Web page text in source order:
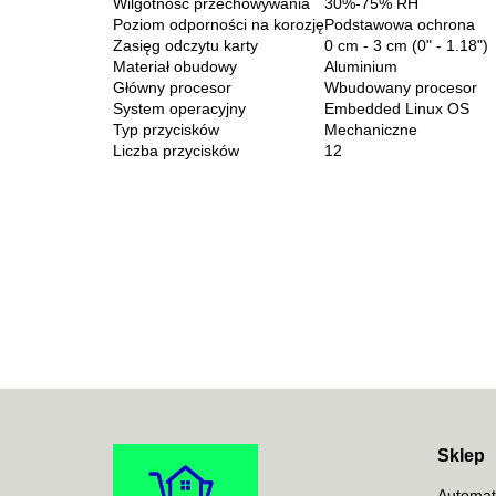
Wilgotność przechowywania
30%-75% RH
Poziom odporności na korozjęPodstawowa ochrona
Zasięg odczytu karty
0 cm - 3 cm (0" - 1.18")
Materiał obudowy
Aluminium
Główny procesor
Wbudowany procesor
System operacyjny
Embedded Linux OS
Typ przycisków
Mechaniczne
Liczba przycisków
12
Sklep